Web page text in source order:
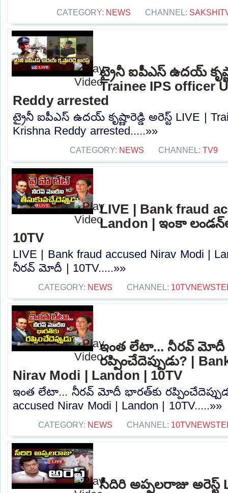
CATEGORY: NEWS CHANNEL:
ట్రైనీ ఐపీఎస్‌ ఉదయ్‌
Trainee IPS officer
Reddy arrested
ట్రైనీ ఐపీఎస్‌ ఉదయ్‌ కృష్ణారెడ్డి అరెస్ట్ LIVE |
Krishna Reddy arrested.....»»
CATEGORY: NEWS CHANNEL: TV9
LIVE | Bank fraud
Landon | ఇంకా
10TV
LIVE | Bank fraud accused Nirav Modi |
నీరవ్ మోదీ | 10TV.....»»
CATEGORY: NEWS CHANNEL:
ఇంత లేటా... నీరవ్ మోదీ
రప్పించేదెప్పుడు? |
Nirav Modi | Landon | 10TV
ఇంత లేటా... నీరవ్ మోదీ భారత్‎కు
accused Nirav Modi | Landon | 10TV.....»»
CATEGORY: NEWS CHANNEL:
సీదిరి అప్పలరాజు అరెస్ట్